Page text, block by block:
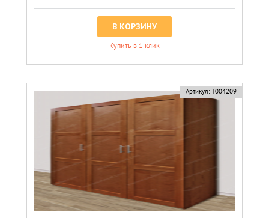
В КОРЗИНУ
Купить в 1 клик
Артикул: Т004209